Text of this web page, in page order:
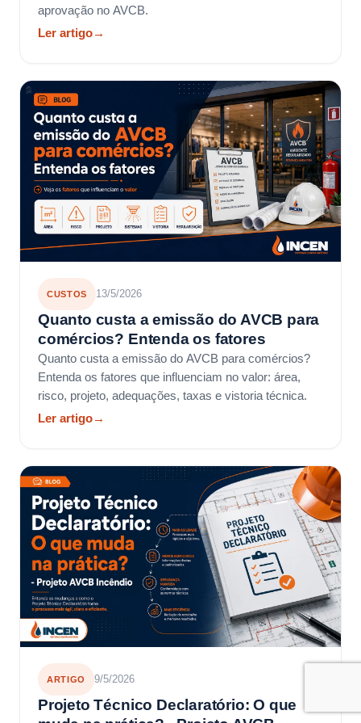
aprovação no AVCB.
Ler artigo→
CUSTOS 13/5/2026
Quanto custa a emissão do AVCB para
comércios? Entenda os fatores
Quanto custa a emissão do AVCB para comércios?
Entenda os fatores que influenciam no valor: área,
risco, projeto, adequações, taxas e vistoria técnica.
Ler artigo→
ARTIGO 9/5/2026
Projeto Técnico Declaratório: O que